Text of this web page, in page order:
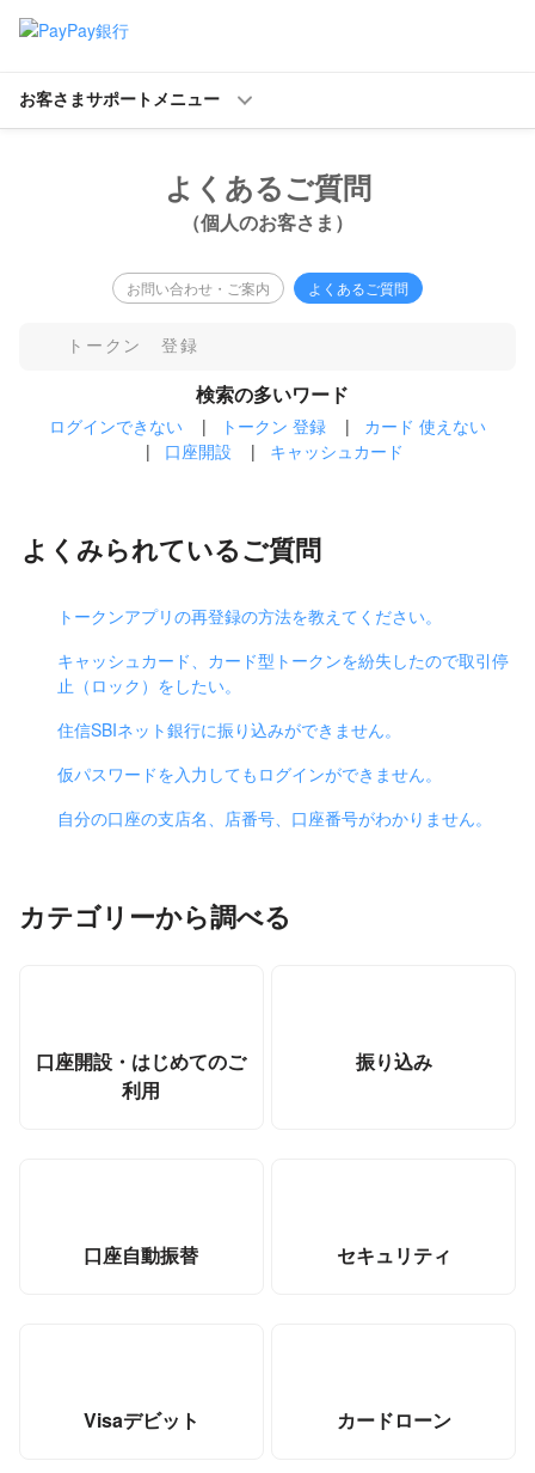
お客さまサポートメニュー
よくあるご質問
（個人のお客さま）
お問い合わせ・ご案内 よくあるご質問
検索の多いワード
ログインできない | トークン 登録 |
カード 使えない
|
口座開設 | キャッシュカード
よくみられているご質問
トークンアプリの再登録の方法を教えてください。
キャッシュカード、カード型トークンを紛失したので取引停
止（ロック）をしたい。
住信SBIネット銀行に振り込みができません。
仮パスワードを入力してもログインができません。
自分の口座の支店名、店番号、口座番号がわかりません。
カテゴリーから調べる
口座開設・はじめてのご
利用
振り込み
口座自動振替 セキュリティ
Visaデビット カードローン